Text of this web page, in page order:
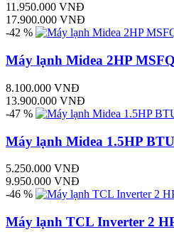
11.950.000 VNĐ
17.900.000 VNĐ
-42 %
Máy lạnh Midea 2HP
8.100.000 VNĐ
13.900.000 VNĐ
-47 %
Máy lạnh Midea 1.5HP
5.250.000 VNĐ
9.950.000 VNĐ
-46 %
Máy lạnh TCL Inverter 2